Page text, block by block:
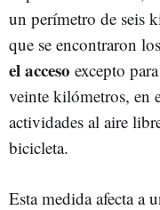
un perímetro de seis
que se encontraron
el acceso excepto
veinte kilómetros, en
actividades al aire
bicicleta.
Esta medida afecta a